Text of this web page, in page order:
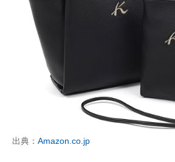
出典： Amazon.co.jp